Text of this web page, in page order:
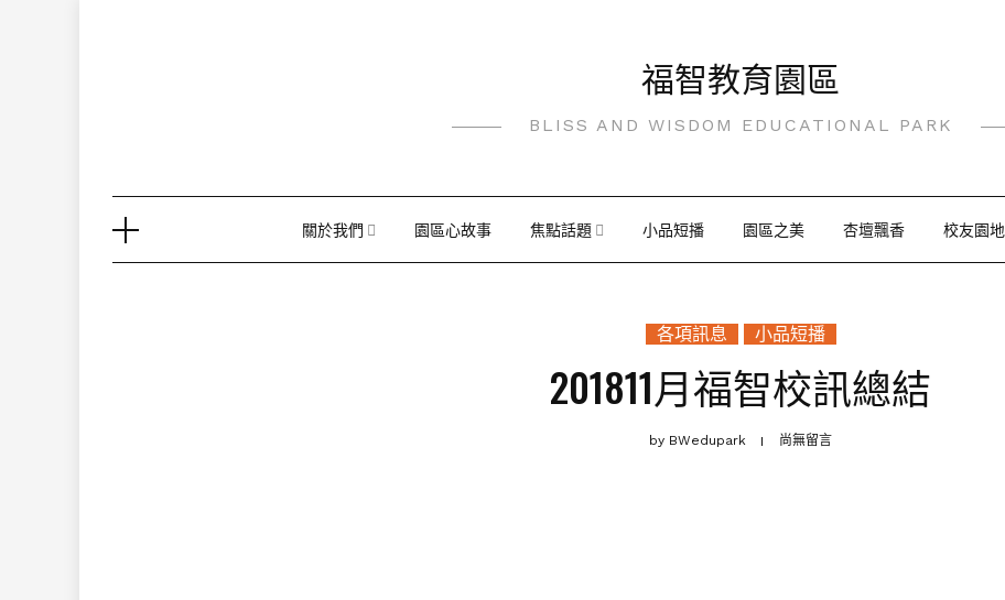
福智教育園區
BLISS AND WISDOM EDUCATIONAL PARK
關於我們 園區心故事 焦點話題 小品短播 園區之美 杏壇飄香 校友園地
各項訊息 小品短播
201811月福智校訊總結
by BWedupark 尚無留言